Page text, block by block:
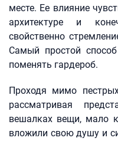
месте. Ее влияние
архитектуре и
свойственно
Самый простой
поменять гардероб.
Проходя мимо
рассматривая
вешалках вещи, мало
вложили свою душу и